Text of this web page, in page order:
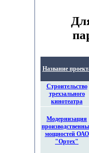
Название
Строительство
трехзального
кинотеатра
Модернизация
мощностей ОАО
"Ортех"